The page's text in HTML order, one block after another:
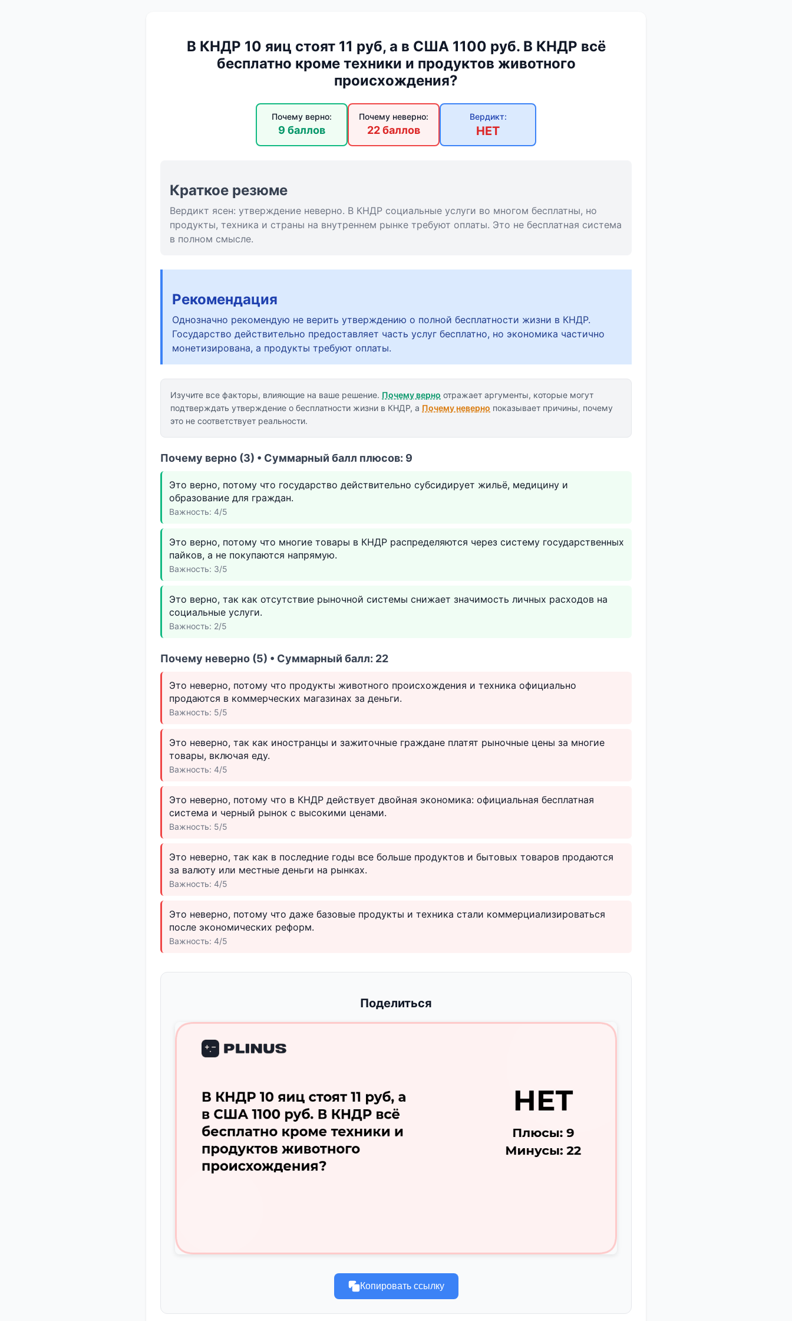
В КНДР 10 яиц стоят 11 руб, а в США 1100 руб. В КНДР всё
бесплатно кроме техники и продуктов животного
происхождения?
Почему верно:
9 баллов
Почему неверно:
22 баллов
Вердикт:
НЕТ
Краткое резюме
Вердикт ясен: утверждение неверно. В КНДР социальные услуги во многом бесплатны, но
продукты, техника и страны на внутреннем рынке требуют оплаты. Это не бесплатная система
в полном смысле.
Рекомендация
Однозначно рекомендую не верить утверждению о полной бесплатности жизни в КНДР.
Государство действительно предоставляет часть услуг бесплатно, но экономика частично
монетизирована, а продукты требуют оплаты.
Изучите все факторы, влияющие на ваше решение. Почему верно отражает аргументы, которые могут
подтверждать утверждение о бесплатности жизни в КНДР, а Почему неверно показывает причины, почему
это не соответствует реальности.
Почему верно (3) • Суммарный балл плюсов: 9
Это верно, потому что государство действительно субсидирует жильё, медицину и
образование для граждан.
Важность: 4/5
Это верно, потому что многие товары в КНДР распределяются через систему государственных
пайков, а не покупаются напрямую.
Важность: 3/5
Это верно, так как отсутствие рыночной системы снижает значимость личных расходов на
социальные услуги.
Важность: 2/5
Почему неверно (5) • Суммарный балл: 22
Это неверно, потому что продукты животного происхождения и техника официально
продаются в коммерческих магазинах за деньги.
Важность: 5/5
Это неверно, так как иностранцы и зажиточные граждане платят рыночные цены за многие
товары, включая еду.
Важность: 4/5
Это неверно, потому что в КНДР действует двойная экономика: официальная бесплатная
система и черный рынок с высокими ценами.
Важность: 5/5
Это неверно, так как в последние годы все больше продуктов и бытовых товаров продаются
за валюту или местные деньги на рынках.
Важность: 4/5
Это неверно, потому что даже базовые продукты и техника стали коммерциализироваться
после экономических реформ.
Важность: 4/5
Поделиться
Копировать ссылку